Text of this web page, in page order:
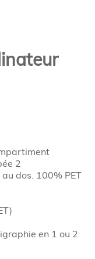
2
dos. 100% PET
en 1 ou 2